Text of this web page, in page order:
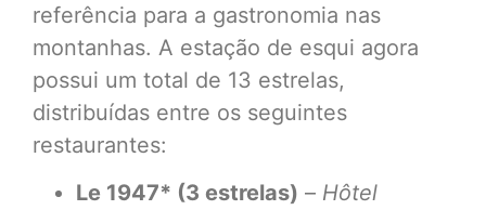
referência para a gastronomia nas
montanhas. A estação de esqui agora
possui um total de 13 estrelas,
distribuídas entre os seguintes
restaurantes:
Le 1947* (3 estrelas) – Hôtel